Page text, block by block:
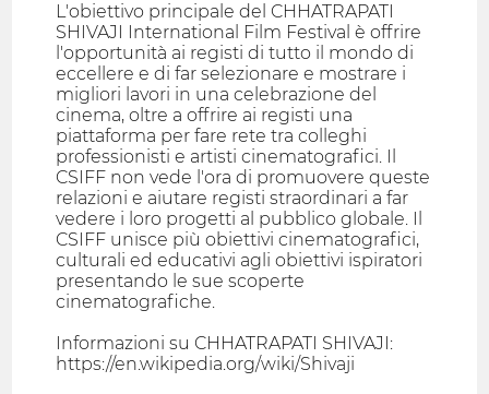
L'obiettivo principale del CHHATRAPATI
SHIVAJI International Film Festival è offrire
l'opportunità ai registi di tutto il mondo di
eccellere e di far selezionare e mostrare i
migliori lavori in una celebrazione del
cinema, oltre a offrire ai registi una
piattaforma per fare rete tra colleghi
professionisti e artisti cinematografici. Il
CSIFF non vede l'ora di promuovere queste
relazioni e aiutare registi straordinari a far
vedere i loro progetti al pubblico globale. Il
CSIFF unisce più obiettivi cinematografici,
culturali ed educativi agli obiettivi ispiratori
presentando le sue scoperte
cinematografiche.
Informazioni su CHHATRAPATI SHIVAJI:
https://en.wikipedia.org/wiki/Shivaji